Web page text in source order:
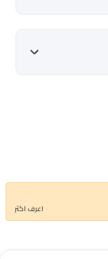
العملاء
اعرف اكثر